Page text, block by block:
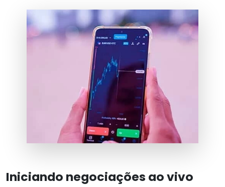
Iniciando negociações ao vivo